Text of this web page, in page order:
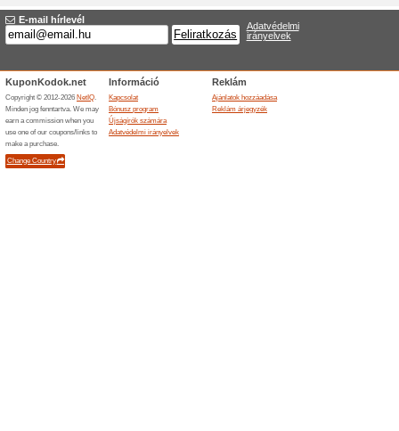
oldalon
100% működött Akcio
A Gymbeam.hu weboldalán